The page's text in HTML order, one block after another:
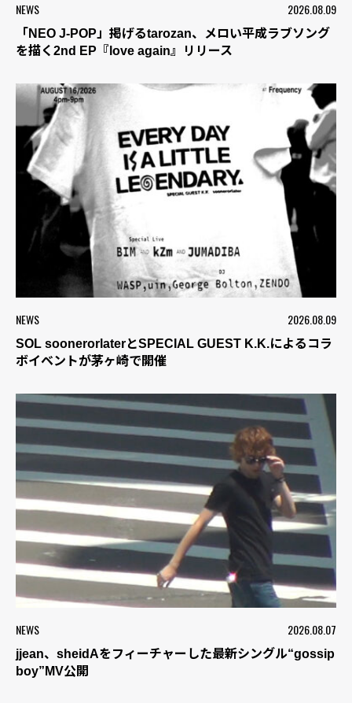
NEWS 2026.08.09
「NEO J-POP」掲げるtarozan、メロい平成ラブソング
を描く2nd EP『love again』リリース
NEWS 2026.08.09
SOL soonerorlaterとSPECIAL GUEST K.K.によるコラ
ボイベントが茅ヶ崎で開催
NEWS 2026.08.07
jjean、sheidAをフィーチャーした最新シングル“gossip
boy”MV公開